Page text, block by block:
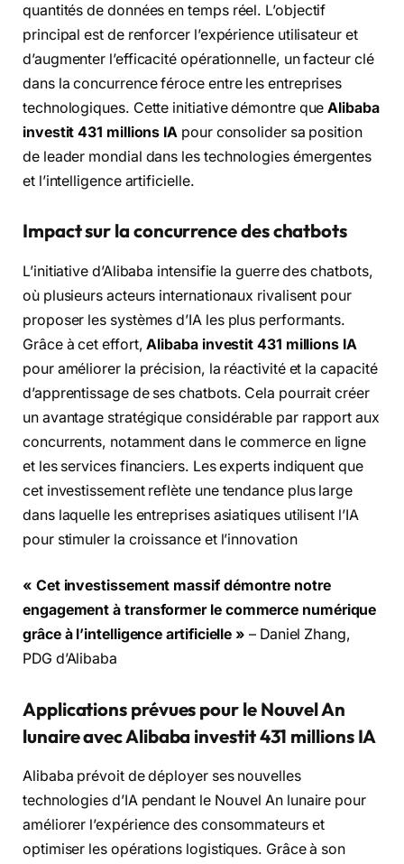
quantités de données en temps réel. L’objectif
principal est de renforcer l’expérience utilisateur et
d’augmenter l’efficacité opérationnelle, un facteur clé
dans la concurrence féroce entre les entreprises
technologiques. Cette initiative démontre queAlibaba
investit 431 millions IA pour consolider sa position
de leader mondial dans les technologies émergentes
et l’intelligence artificielle.
Impact sur la concurrence des chatbots
L’initiative d’Alibaba intensifie la guerre des chatbots,
où plusieurs acteurs internationaux rivalisent pour
proposer les systèmes d’IA les plus performants.
Grâce à cet effort,Alibaba investit 431 millions IA
pour améliorer la précision, la réactivité et la capacité
d’apprentissage de ses chatbots. Cela pourrait créer
un avantage stratégique considérable par rapport aux
concurrents, notamment dans le commerce en ligne
et les services financiers. Les experts indiquent que
cet investissement reflète une tendance plus large
dans laquelle les entreprises asiatiques utilisent l’IA
pour stimuler la croissance et l’innovation
« Cet investissement massif démontre notre
engagement à transformer le commerce numérique
grâce à l’intelligence artificielle » – Daniel Zhang,
PDG d’Alibaba
Applications prévues pour le Nouvel An
lunaire avec Alibaba investit 431 millions IA
Alibaba prévoit de déployer ses nouvelles
technologies d’IA pendant le Nouvel An lunaire pour
améliorer l’expérience des consommateurs et
optimiser les opérations logistiques. Grâce à son